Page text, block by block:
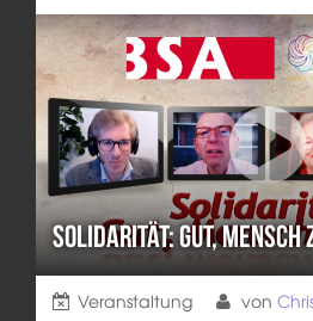
Solidarität: Gut, Mensch
Veranstaltung von